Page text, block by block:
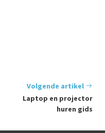
Volgende artikel
Laptop en projector
huren gids